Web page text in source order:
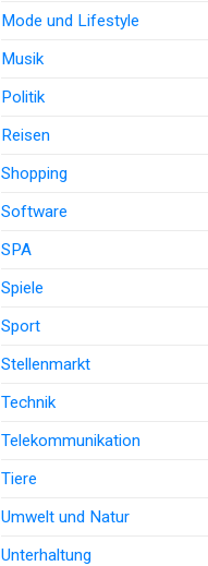
Mode und Lifestyle
Musik
Politik
Reisen
Shopping
Software
SPA
Spiele
Sport
Stellenmarkt
Technik
Telekommunikation
Tiere
Umwelt und Natur
Unterhaltung